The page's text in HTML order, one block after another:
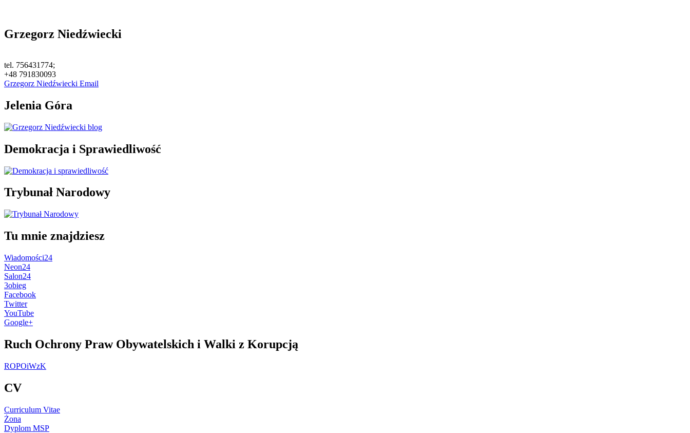
Grzegorz Niedźwiecki
tel. 756431774;
+48 791830093
Grzegorz Niedźwiecki Email
Jelenia Góra
Demokracja i Sprawiedliwość
Trybunał Narodowy
Tu mnie znajdziesz
Wiadomości24
Neon24
Salon24
3obieg
Facebook
Twitter
YouTube
Google+
Ruch Ochrony Praw Obywatelskich i Walki z Korupcją
ROPOiWzK
CV
Curriculum Vitae
Żona
Dyplom MSP